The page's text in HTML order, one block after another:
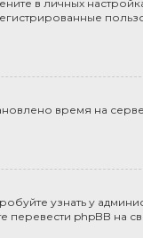
в личных
время на
узнать у
перевести phpBB на